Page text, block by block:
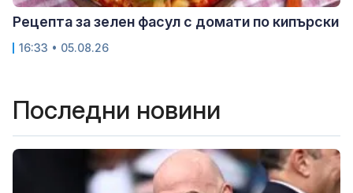
Рецепта за зелен фасул с домати по кипърски
16:33 • 05.08.26
Последни новини